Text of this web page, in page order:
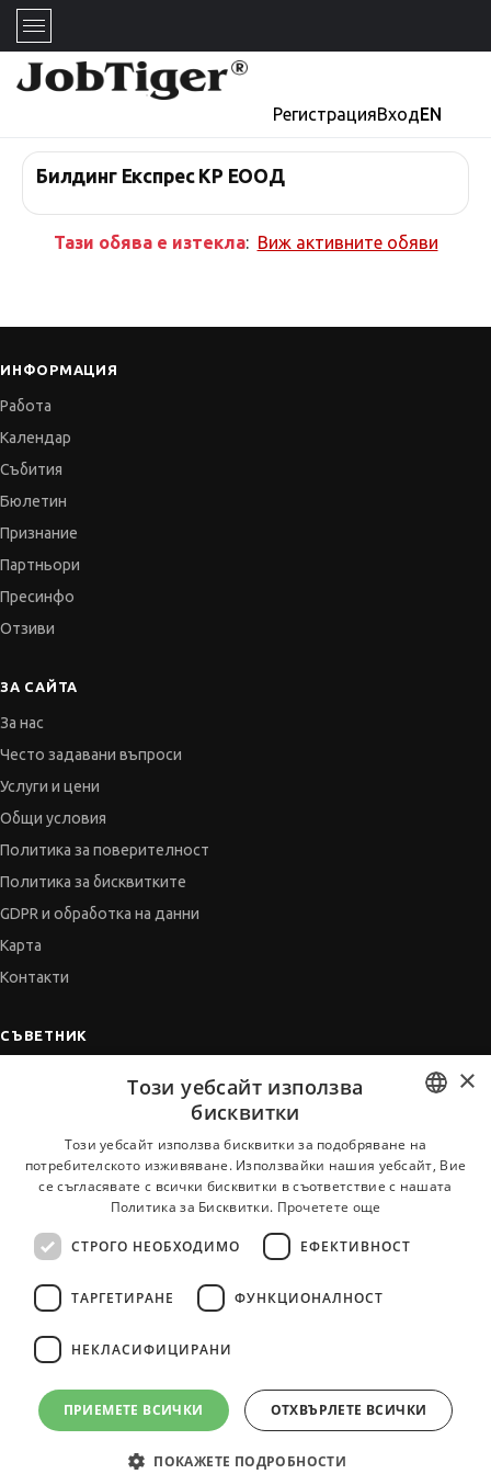
РегистрацияВходEN
Билдинг Експрес КР ЕООД
Тази обява е изтекла: Виж активните обяви
ИНФОРМАЦИЯ
Работа
Календар
Събития
Бюлетин
Признание
Партньори
Пресинфо
Отзиви
ЗА САЙТА
За нас
Често задавани въпроси
Услуги и цени
Общи условия
Политика за поверителност
Политика за бисквитките
GDPR и обработка на данни
Карта
Контакти
СЪВЕТНИК
Когато получим оферта
Vihra AI
За новодошли
Всички услуги на JobTiger
© 2000-2026 JobTiger. Всички права запазени.
BULGARIAN
ENGLISH
×
Този уебсайт използва
бисквитки
Този уебсайт използва бисквитки за подобряване на
потребителското изживяване. Използвайки нашия уебсайт, Вие
се съгласявате с всички бисквитки в съответствие с нашата
Политика за Бисквитки. Прочетете още
СТРОГО НЕОБХОДИМО ЕФЕКТИВНОСТ
ТАРГЕТИРАНЕ ФУНКЦИОНАЛНОСТ
НЕКЛАСИФИЦИРАНИ
ПРИЕМЕТЕ ВСИЧКИ ОТХВЪРЛЕТЕ ВСИЧКИ
ПОКАЖЕТЕ ПОДРОБНОСТИ